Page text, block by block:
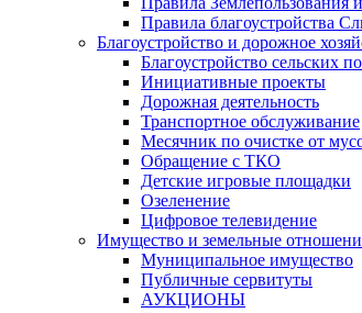
Правила благоустройства
Благоустройство и дорожное
Благоустройство сельских
Инициативные проекты
Дорожная деятельность
Транспортное обслуживание
Месячник по очистке от
Обращение с ТКО
Детские игровые площадки
Озеленение
Цифровое телевидение
Имущество и земельные
Муниципальное имущество
Публичные сервитуты
АУКЦИОНЫ